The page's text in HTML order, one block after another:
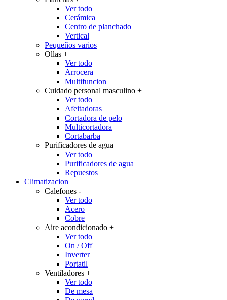
Ver todo
Cerámica
Centro de planchado
Vertical
Pequeños varios
Ollas +
Ver todo
Arrocera
Multifuncion
Cuidado personal masculino +
Ver todo
Afeitadoras
Cortadora de pelo
Multicortadora
Cortabarba
Purificadores de agua +
Ver todo
Purificadores de agua
Repuestos
Climatizacion
Calefones -
Ver todo
Acero
Cobre
Aire acondicionado +
Ver todo
On / Off
Inverter
Portatil
Ventiladores +
Ver todo
De mesa